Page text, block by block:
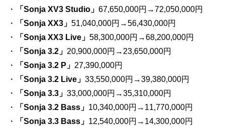
・
「Sonja XV3 Studio」 67,650,000円→72,050,000円
・
「Sonja XX3」 51,040,000円→56,430,000円
・
「Sonja XX3 Live」 58,300,000円→68,200,000円
・
「Sonja 3.2」 20,900,000円→23,650,000円
・
「Sonja 3.2 P」 27,390,000円
・
「Sonja 3.2 Live」 33,550,000円→39,380,000円
・
「Sonja 3.3」 33,000,000円→35,310,000円
・
「Sonja 3.2 Bass」 10,340,000円→11,770,000円
・
「Sonja 3.3 Bass」 12,540,000円→14,300,000円